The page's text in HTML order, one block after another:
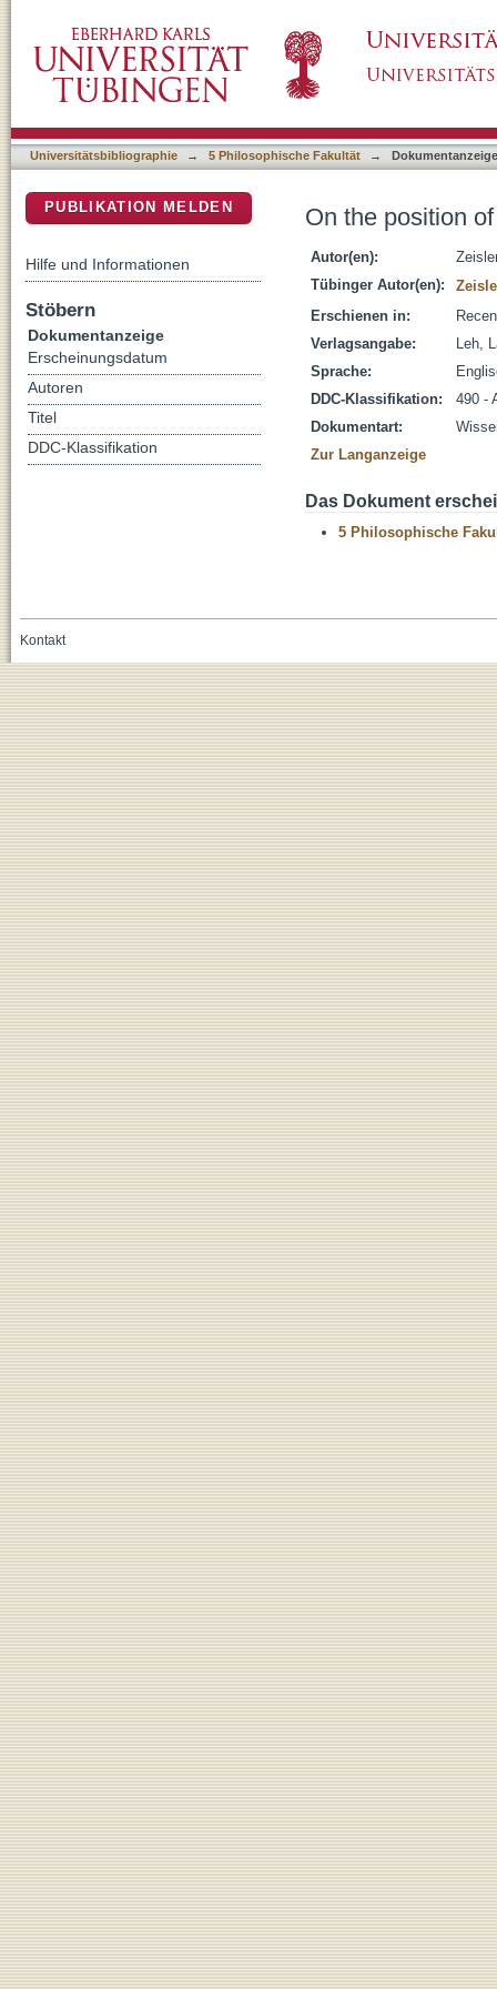
Universitätsbibliographie → 5 Philosophische Fakultät → Dokumentanzeige
On the position
Autor(en):
Tübinger Autor(en):
Erschienen in:
Verlagsangabe:
Leh,
Sprache:
DDC-Klassifikation:
490 -
Dokumentart:
Zur Langanzeige
Das Dokument
5 Philosophische
PUBLIKATION MELDEN
Hilfe und Informationen
Stöbern
Dokumentanzeige
Erscheinungsdatum
Autoren
Titel
DDC-Klassifikation
Kontakt